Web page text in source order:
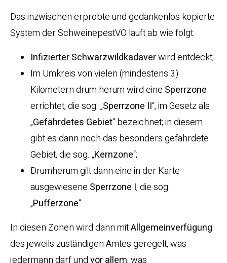
Das inzwischen erprobte und gedankenlos kopierte
System der SchweinepestVO läuft ab wie folgt:
Infizierter Schwarzwildkadaverwird entdeckt;
Im Umkreis von vielen (mindestens 3)
Kilometern drum herum wird eine Sperrzone
errichtet, die sog. „Sperrzone II“, im Gesetz als
„Gefährdetes Gebiet“ bezeichnet; in diesem
gibt es dann noch das besonders gefährdete
Gebiet, die sog. „Kernzone“;
Drumherum gilt dann eine in der Karte
ausgewiesene Sperrzone I, die sog.
„Pufferzone“.
In diesen Zonen wird dann mitAllgemeinverfügung
des jeweils zuständigen Amtes geregelt, was
jedermann darf undvor allem, was